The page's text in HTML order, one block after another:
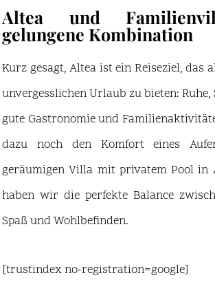
Altea und
gelungene Kombination
Kurz gesagt, Altea ist ein Reiseziel, das
unvergesslichen Urlaub zu bieten:
gute Gastronomie und
dazu noch den Komfort eines
geräumigen Villa mit privatem Pool in
haben wir die perfekte Balance
Spaß und Wohlbefinden.
[trustindex no-registration=google]